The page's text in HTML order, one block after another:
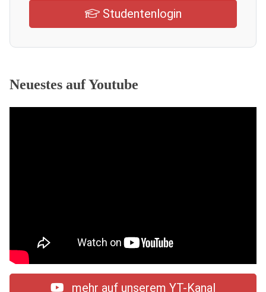
Studentenlogin
Neuestes auf Youtube
mehr auf unserem YT-Kanal